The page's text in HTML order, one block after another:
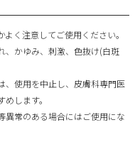
く注意してご使用ください。
、かゆみ、刺激、色抜け(白斑
、使用を中止し、皮膚科専門医
します。
異常のある場合にはご使用にな